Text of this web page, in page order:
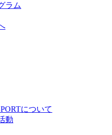
ラム
について
動